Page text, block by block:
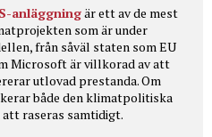
anläggningär ett av de mest
som är under
från såväl staten som EU
Microsoft är villkorad av att
utlovad prestanda. Om
både den klimatpolitiska
raseras samtidigt.